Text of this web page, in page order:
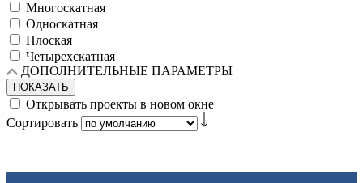
Многоскатная
Односкатная
Плоская
Четырехскатная
ДОПОЛНИТЕЛЬНЫЕ ПАРАМЕТРЫ
ПОКАЗАТЬ
Открывать проекты в новом окне
Сортировать